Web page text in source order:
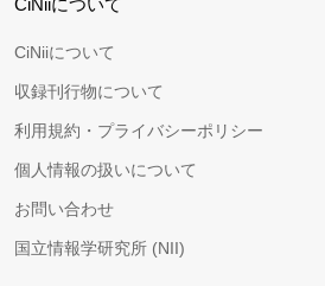
CiNiiについて
CiNiiについて
収録刊行物について
利用規約・プライバシーポリシー
個人情報の扱いについて
お問い合わせ
国立情報学研究所 (NII)